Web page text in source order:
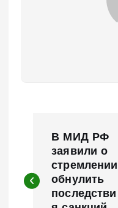
в
В МИД РФ
заявили о
стремлении
обнулить
последстви